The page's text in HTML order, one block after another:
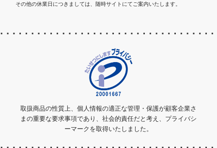
その他の休業日につきましては、随時サイトにてご案内いたします。
取扱商品の性質上、個人情報の適正な管理・保護が顧客企業さ
まの重要な要求事項であり、社会的責任だと考え、プライバシ
ーマークを取得いたしました。